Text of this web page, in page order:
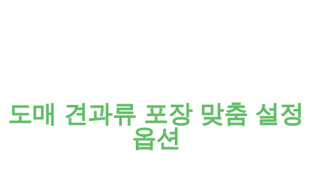
보
기
도매 견과류 포장 맞춤 설정
옵션